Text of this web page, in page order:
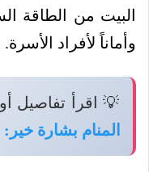
البيت من الطاقة
وأماناً لأفراد الأسرة.
💡 اقرأ تفاصيل
المنام بشارة